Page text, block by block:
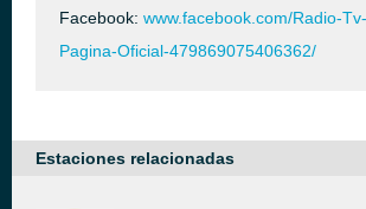
Facebook: www.facebook.com/Radio-
Pagina-Oficial-479869075406362/
Estaciones relacionadas